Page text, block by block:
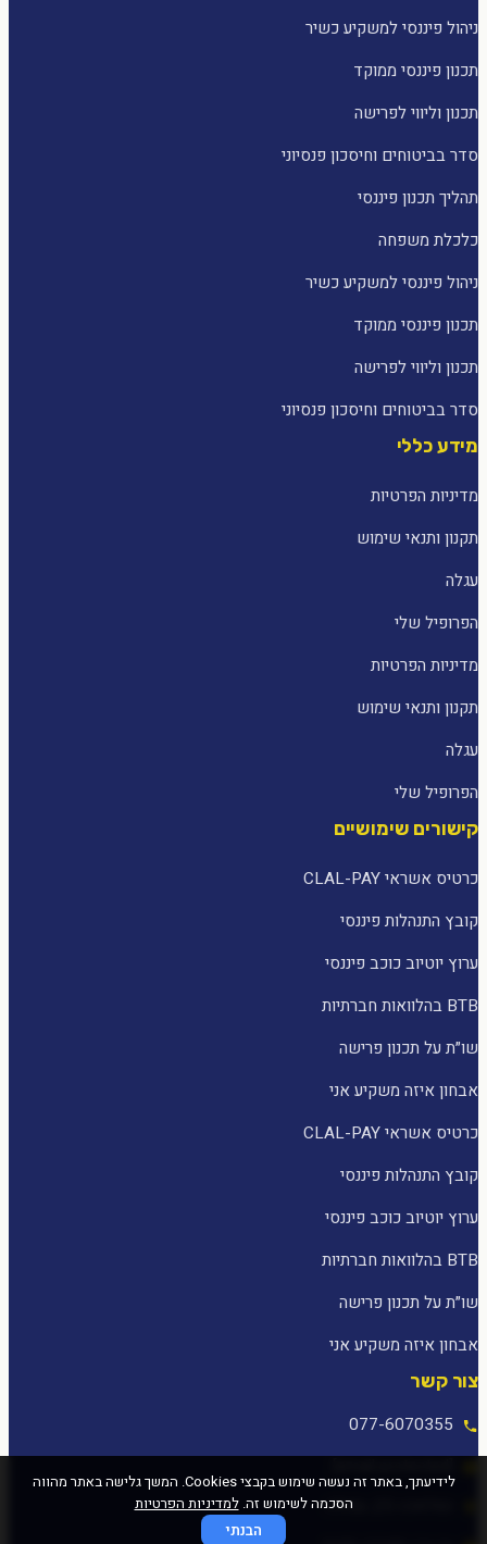
ניהול פיננסי למשקיע כשיר
תכנון פיננסי ממוקד
תכנון וליווי לפרישה
סדר בביטוחים וחיסכון פנסיוני
תהליך תכנון פיננסי
כלכלת משפחה
ניהול פיננסי למשקיע כשיר
תכנון פיננסי ממוקד
תכנון וליווי לפרישה
סדר בביטוחים וחיסכון פנסיוני
מידע כללי
מדיניות הפרטיות
תקנון ותנאי שימוש
עגלה
הפרופיל שלי
מדיניות הפרטיות
תקנון ותנאי שימוש
עגלה
הפרופיל שלי
קישורים שימושיים
כרטיס אשראי CLAL-PAY
קובץ התנהלות פיננסי
ערוץ יוטיוב כוכב פיננסי
BTB בהלוואות חברתיות
שו״ת על תכנון פרישה
אבחון איזה משקיע אני
כרטיס אשראי CLAL-PAY
קובץ התנהלות פיננסי
ערוץ יוטיוב כוכב פיננסי
BTB בהלוואות חברתיות
שו״ת על תכנון פרישה
אבחון איזה משקיע אני
צור קשר
077-6070355
לידיעתך, באתר זה נעשה שימוש בקבצי Cookies. המשך גלישה באתר מהווה
הסכמה לשימוש זה.למדיניות הפרטיות
הבנתי